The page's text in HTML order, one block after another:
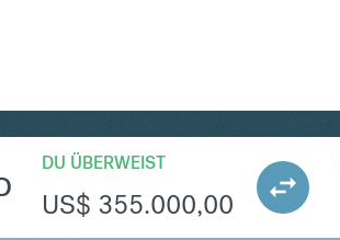
DU ÜBERWEIST
US$ 355.000,00